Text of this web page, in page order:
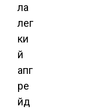
ла
лег
ки
й
апг
ре
йд